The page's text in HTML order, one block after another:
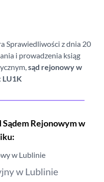
Sprawiedliwości z dnia 20
i prowadzenia ksiąg
sąd rejonowyw
LU1K
Rejonowymw
:
w Lublinie
w Lublinie